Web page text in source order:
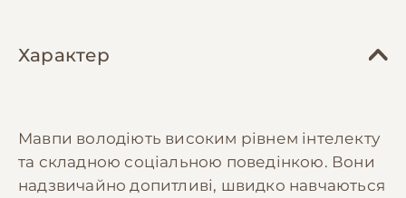
Характер
Мавпи володіють високим рівнем інтелекту
та складною соціальною поведінкою. Вони
надзвичайно допитливі, швидко навчаються